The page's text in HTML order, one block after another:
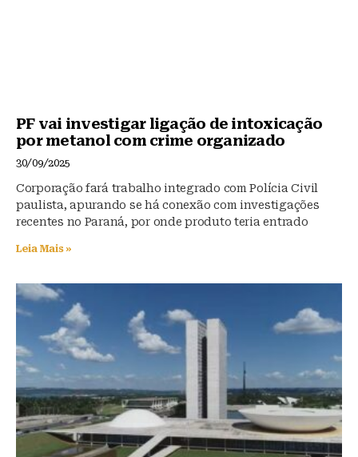
PF vai investigar ligação de intoxicação
por metanol com crime organizado
30/09/2025
Corporação fará trabalho integrado com Polícia Civil
paulista, apurando se há conexão com investigações
recentes no Paraná, por onde produto teria entrado
Leia Mais »